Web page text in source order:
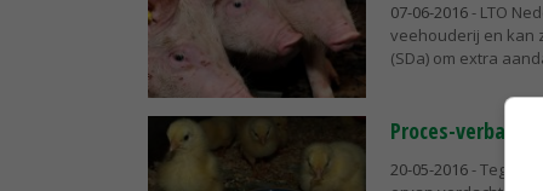
07-06-2016- LTO
veehouderij en kan
(SDa) om extra
Proces-verbaal
20-05-2016- Tegen